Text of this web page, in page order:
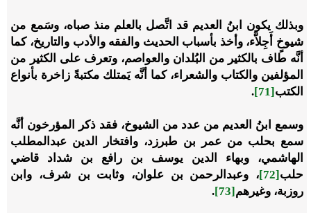
وبذلك يكون ابنُ العديم قد اتَّصل بالعلم منذ صباه، وسَمع من
شيوخٍ أَجِلاَّء، وأخذ بأسباب الحديث والفقه والأدب والتاريخ، كما
أنَّه طاف بالكثير من البُلدان والعواصم، وتعرف على الكثير من
المؤلفين والكتاب والشعراء، كما أنَّه يَمتلك مكتبةً زاخرة بأنواع
الكتب [71]
.
وسمع ابنُ العديم من عدد من الشيوخ، فقد ذكر المؤرخون أنَّه
سمع بحلب من عمر بن طبرزد، وافتخار الدين عبدالمطلب
الهاشمي، وبهاء الدين يوسف بن رافع بن شداد قاضي
حلب [72]
، وعبدالرحمن بن علوان، وثابت بن شرف، وابن
روزبة، وغيرهم [73]
.